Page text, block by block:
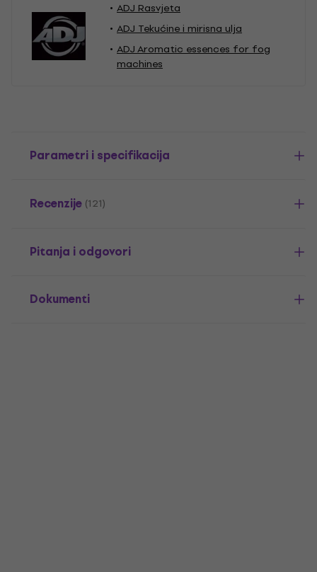
ADJ Rasvjeta
ADJ Tekućine i mirisna ulja
ADJ Aromatic essences for fog
machines
Parametri i specifikacija
Recenzije (121)
Pitanja i odgovori
Dokumenti